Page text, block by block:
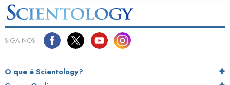
SIGA‑NOS
O que é Scientology?